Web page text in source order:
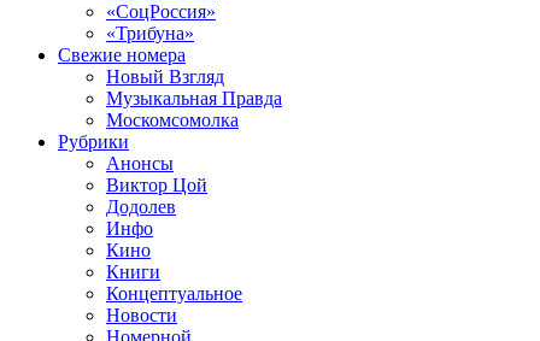
«СоцРоссия»
«Трибуна»
Свежие номера
Новый Взгляд
Музыкальная Правда
Москомсомолка
Рубрики
Анонсы
Виктор Цой
Додолев
Инфо
Кино
Книги
Концептуальное
Новости
Номерной